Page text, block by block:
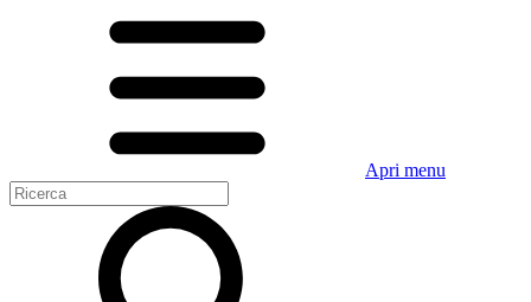
Apri menu